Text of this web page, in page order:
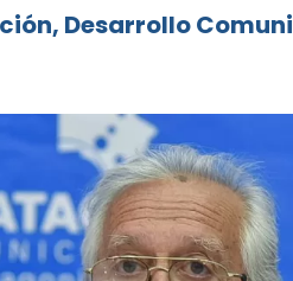
Desarrollo